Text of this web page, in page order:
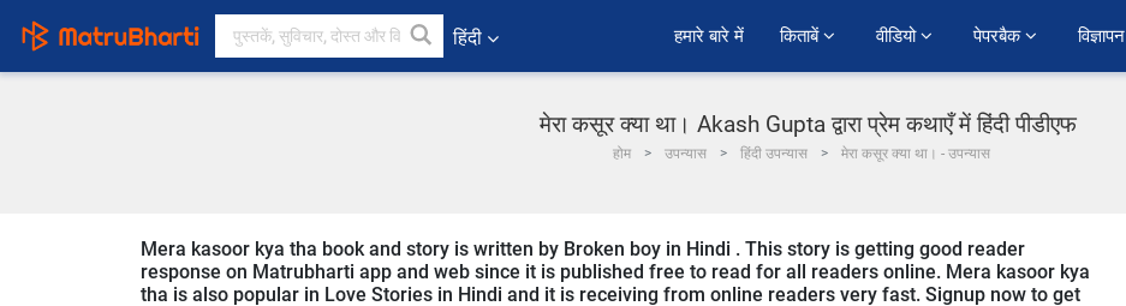
हिंदी हमारे बारे में किताबें वीडियो पेपरबैक विज्ञापन
मेरा कसूर क्या था। Akash Gupta द्वारा प्रेम कथाएँ में हिंदी पीडीएफ
होम उपन्यास हिंदी उपन्यास मेरा कसूर क्या था। - उपन्यास
Mera kasoor kya tha book and story is written by Broken boy in Hindi . This story is getting good reader
response on Matrubharti app and web since it is published free to read for all readers online. Mera kasoor kya
tha is also popular in Love Stories in Hindi and it is receiving from online readers very fast. Signup now to get